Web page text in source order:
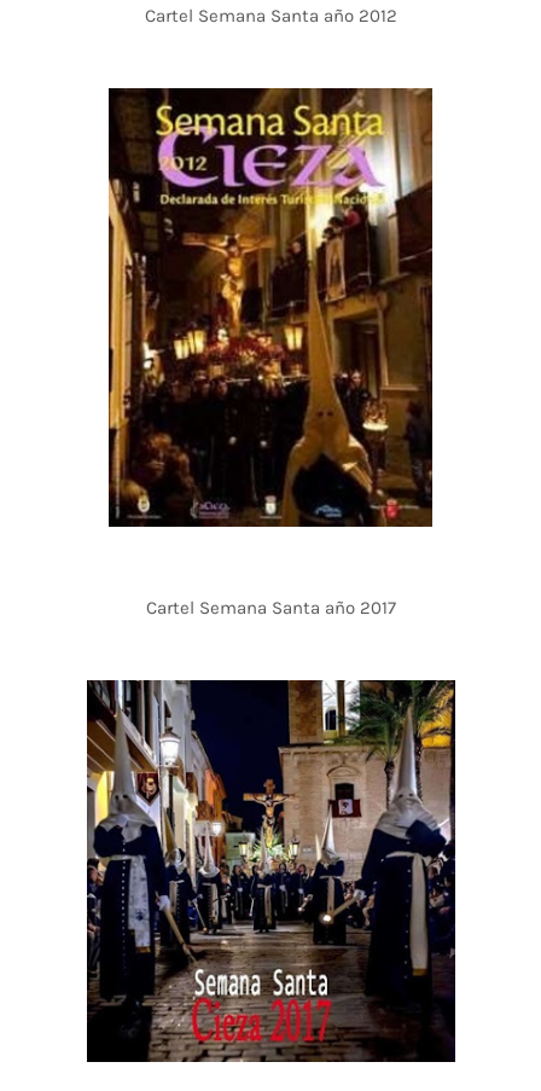
Cartel Semana Santa año 2012
Cartel Semana Santa año 2017